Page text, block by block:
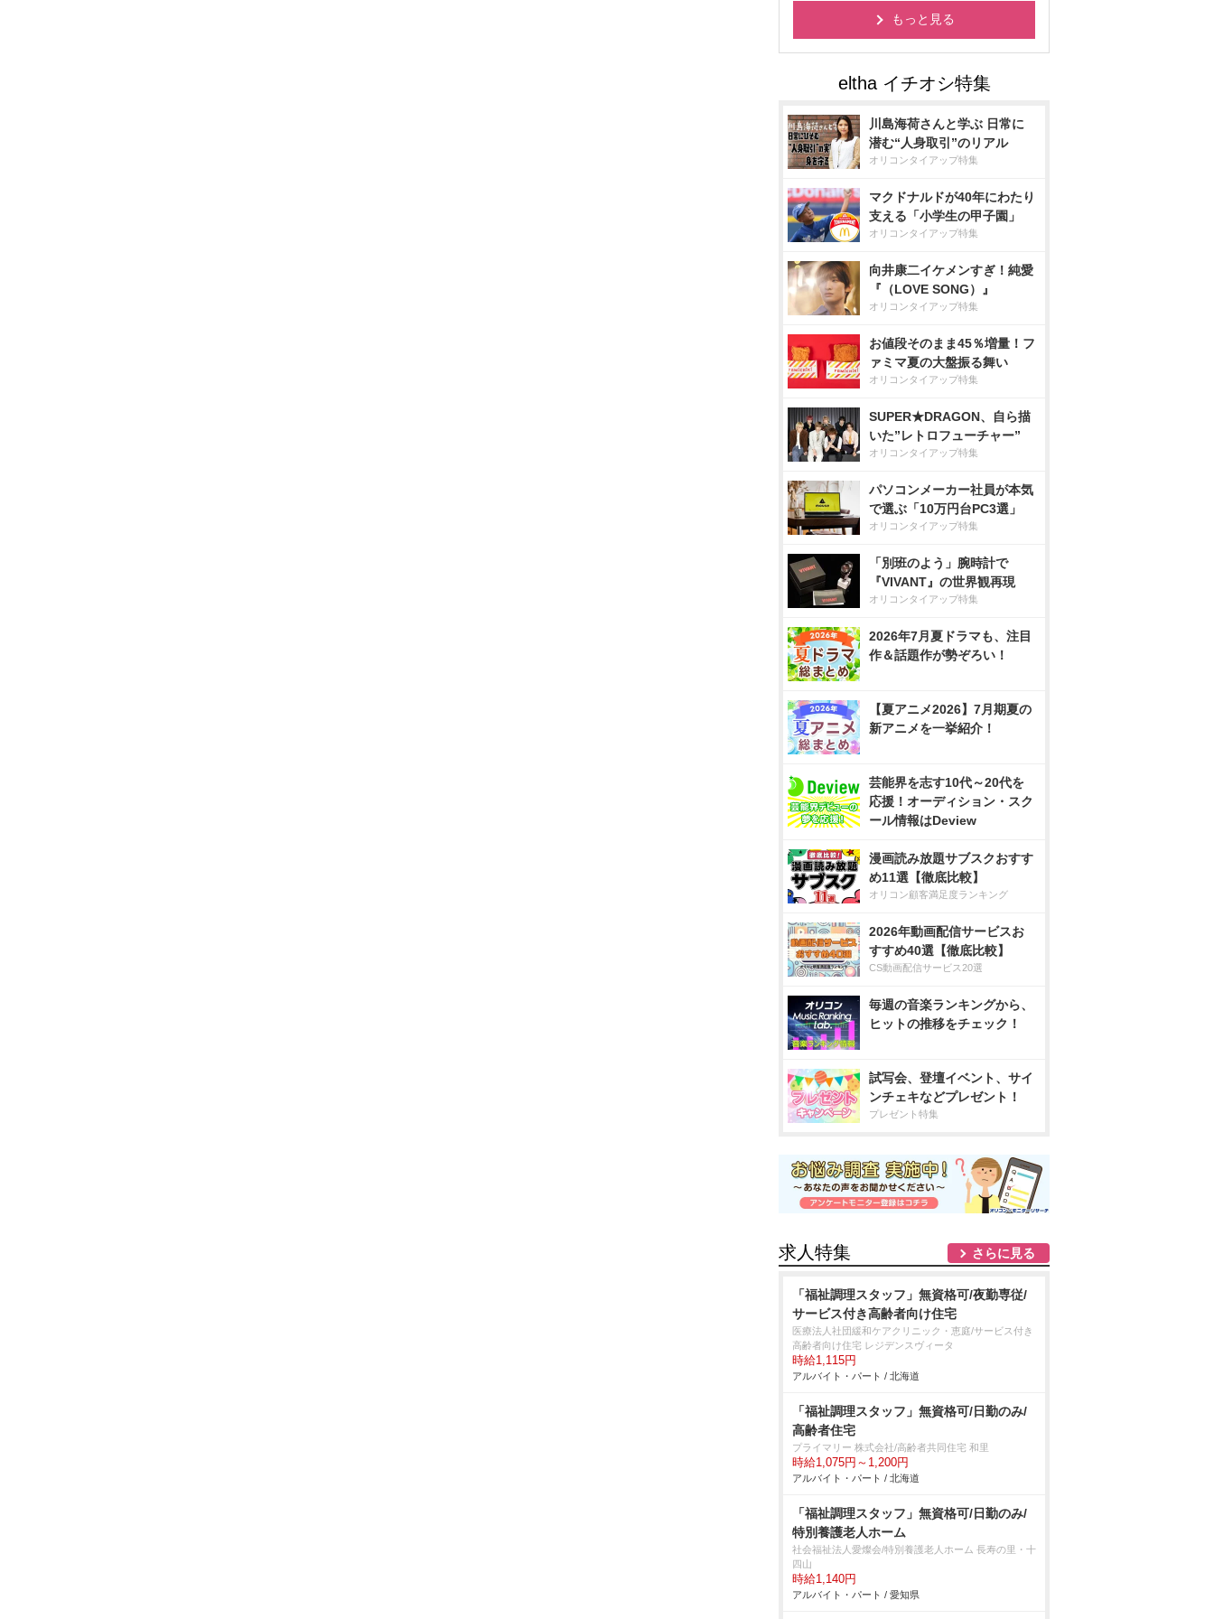
もっと見る
川島海荷さんと学ぶ 日常に
潜む“人身取引”のリアル
オリコンタイアップ特集
マクドナルドが40年にわたり
支える「小学生の甲子園」
オリコンタイアップ特集
向井康二イケメンすぎ！純愛
『（LOVE SONG）』
オリコンタイアップ特集
お値段そのまま45％増量！フ
ァミマ夏の大盤振る舞い
オリコンタイアップ特集
SUPER★DRAGON、自ら描
いた”レトロフューチャー”
オリコンタイアップ特集
パソコンメーカー社員が本気
で選ぶ「10万円台PC3選」
オリコンタイアップ特集
「別班のよう」腕時計で
『VIVANT』の世界観再現
オリコンタイアップ特集
2026年7月夏ドラマも、注目
作＆話題作が勢ぞろい！
【夏アニメ2026】7月期夏の
新アニメを一挙紹介！
芸能界を志す10代～20代を
応援！オーディション・スク
ール情報はDeview
漫画読み放題サブスクおすす
め11選【徹底比較】
オリコン顧客満足度ランキング
2026年動画配信サービスお
すすめ40選【徹底比較】
CS動画配信サービス20選
毎週の音楽ランキングから、
ヒットの推移をチェック！
試写会、登壇イベント、サイ
ンチェキなどプレゼント！
プレゼント特集
求人特集 さらに見る
「福祉調理スタッフ」無資格可/夜勤専従/
サービス付き高齢者向け住宅
医療法人社団緩和ケアクリニック・恵庭/サービス付き
高齢者向け住宅 レジデンスヴィータ
時給1,115円
アルバイト・パート / 北海道
「福祉調理スタッフ」無資格可/日勤のみ/
高齢者住宅
プライマリー 株式会社/高齢者共同住宅 和里
時給1,075円～1,200円
アルバイト・パート / 北海道
「福祉調理スタッフ」無資格可/日勤のみ/
特別養護老人ホーム
社会福祉法人愛燦会/特別養護老人ホーム 長寿の里・十
四山
時給1,140円
アルバイト・パート / 愛知県